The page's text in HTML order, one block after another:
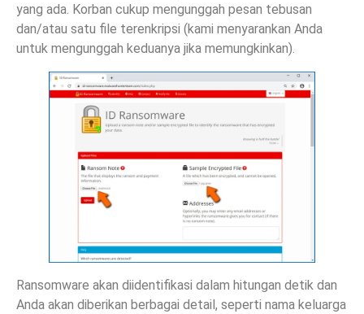
yang ada. Korban cukup mengunggah pesan tebusan
dan/atau satu file terenkripsi (kami menyarankan Anda
untuk mengunggah keduanya jika memungkinkan).
Ransomware akan diidentifikasi dalam hitungan detik dan
Anda akan diberikan berbagai detail, seperti nama keluarga